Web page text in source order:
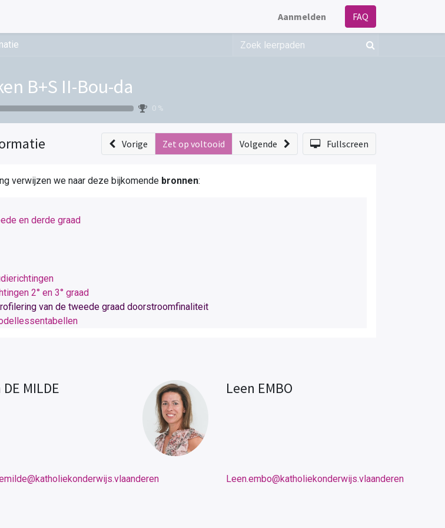
Aanmelden FAQ
B+S II-Bou-da
0 %
Vorige Zet op voltooid Volgende Fullscreen
verwijzen we naar deze bijkomende bronnen:
en derde graad
2° en 3° graad
van de tweede graad doorstroomfinaliteit
MILDE Leen EMBO
Leen.embo@katholiekonderwijs.vlaanderen